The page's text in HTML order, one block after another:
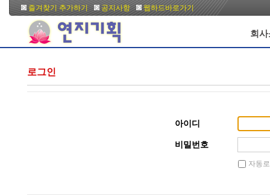
즐겨찾기 추가하기 공지사항 웹하드바로가기
회
로그인
아이디
비밀번호
자동